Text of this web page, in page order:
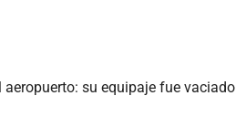
su equipaje fue vaciado